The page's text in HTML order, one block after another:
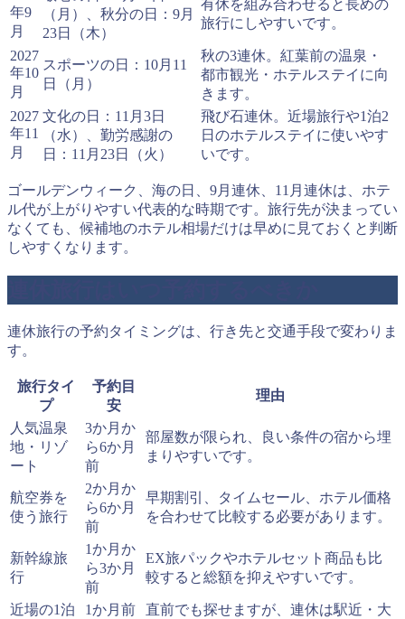
年9
月
（月）、秋分の日：9月
23日（木）
有休を組み合わせると長めの
旅行にしやすいです。
2027
年10
月
スポーツの日：10月11
日（月）
秋の3連休。紅葉前の温泉・
都市観光・ホテルステイに向
きます。
2027
年11
月
文化の日：11月3日
（水）、勤労感謝の
日：11月23日（火）
飛び石連休。近場旅行や1泊2
日のホテルステイに使いやす
いです。
ゴールデンウィーク、海の日、9月連休、11月連休は、ホテ
ル代が上がりやすい代表的な時期です。旅行先が決まってい
なくても、候補地のホテル相場だけは早めに見ておくと判断
しやすくなります。
連休旅行の予約タイミングは、行き先と交通手段で変わりま
す。
旅行タイ
プ
予約目
安
理由
人気温泉
地・リゾ
ート
3か月か
ら6か月
前
部屋数が限られ、良い条件の宿から埋
まりやすいです。
航空券を
使う旅行
2か月か
ら6か月
前
早期割引、タイムセール、ホテル価格
を合わせて比較する必要があります。
新幹線旅
行
1か月か
ら3か月
前
EX旅パックやホテルセット商品も比
較すると総額を抑えやすいです。
近場の1泊
1か月前
直前でも探せますが、連休は駅近・大